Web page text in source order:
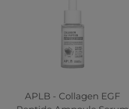
APLB - Collagen EGF